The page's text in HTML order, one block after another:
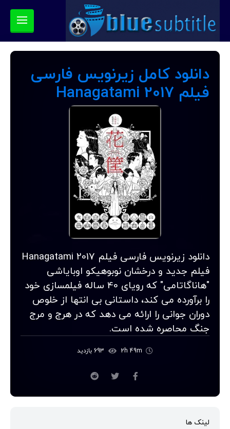
دانلود کامل زیرنویس فارسی
فیلم Hanagatami 2017
دانلود زیرنویس فارسی فیلم Hanagatami 2017
فیلم جدید و درخشان نوبوهیکو اوبایاشی
"هاناگاتامی" که رویای 40 ساله فیلمسازی خود
را برآورده می کند، داستانی بی انتها از خلوص
دوران جوانی را ارائه می دهد که در هرج و مرج
جنگ محاصره شده است.
لینک ها